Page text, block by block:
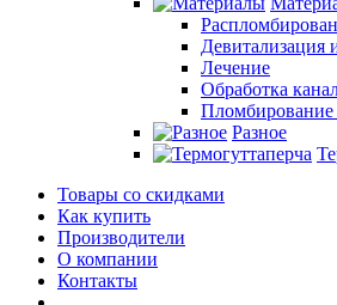
Девитализация
Лечение
Обработка
Пломбирование
Разное
Товары со скидками
Как купить
Производители
О компании
Контакты